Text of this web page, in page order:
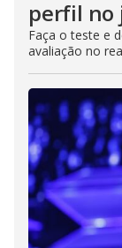
perfil no
Faça o teste e
avaliação no